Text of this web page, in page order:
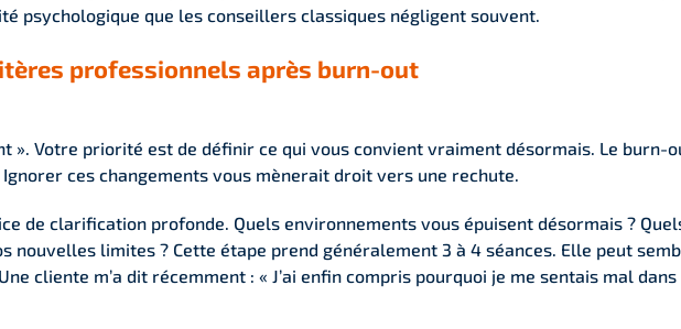
psychologique que les conseillers classiques négligent souvent.
professionnels après burn-out
». Votre priorité est de définir ce qui vous convient vraiment désormais. Le burn-
ces changements vous mènerait droit vers une rechute.
de clarification profonde. Quels environnements vous épuisent désormais ?
nouvelles limites ? Cette étape prend généralement 3 à 4 séances. Elle peut
cliente m’a dit récemment : « J’ai enfin compris pourquoi je me sentais mal dans